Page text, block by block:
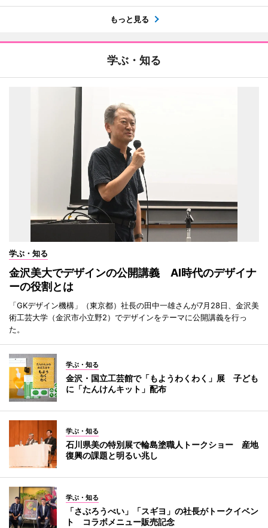
もっと見る
学ぶ・知る
学ぶ・知る
金沢美大でデザインの公開講義 AI時代のデザイナ
ーの役割とは
「GKデザイン機構」（東京都）社長の田中一雄さんが7月28日、金沢美
術工芸大学（金沢市小立野2）でデザインをテーマに公開講義を行っ
た。
学ぶ・知る
金沢・国立工芸館で「もようわくわく」展 子ども
に「たんけんキット」配布
学ぶ・知る
石川県美の特別展で輪島塗職人トークショー 産地
復興の課題と明るい兆し
学ぶ・知る
「さぶろうべい」「スギヨ」の社長がトークイベン
ト コラボメニュー販売記念